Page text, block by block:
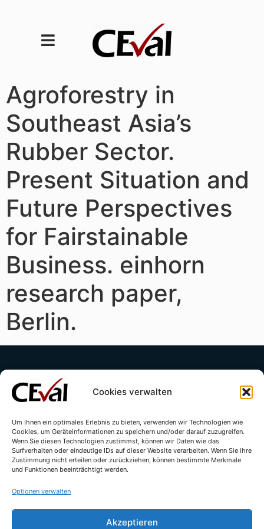
Cookies verwalten
Um Ihnen ein optimales Erlebnis zu bieten, verwenden wir Technologien wie
Cookies, um Geräteinformationen zu speichern und/oder darauf zuzugreifen.
Wenn Sie diesen Technologien zustimmst, können wir Daten wie das
Surfverhalten oder eindeutige IDs auf dieser Website verarbeiten. Wenn Sie ihre
Zustimmung nicht erteilen oder zurückziehen, können bestimmte Merkmale
und Funktionen beeinträchtigt werden.
Optionen verwalten
Akzeptieren
Agroforestry in
Southeast Asia’s
Rubber Sector.
Present Situation and
Future Perspectives
for Fairstainable
Business. einhorn
research paper,
Berlin.
Kontakt Impressum Datenschutzerklärung
Cookie-Richtlinie (EU)